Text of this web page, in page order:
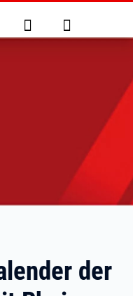
Suche Anmelden
der